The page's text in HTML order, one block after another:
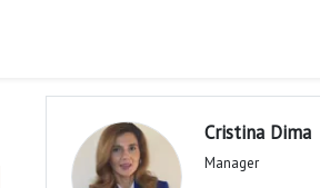
Cristina Dima
Manager